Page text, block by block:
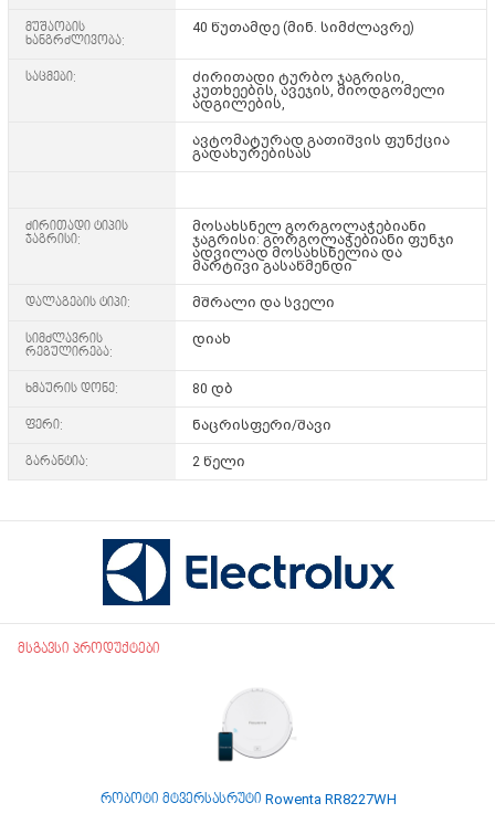
მუშაობის
ხანგრძლივობა:
40 წუთამდე (მინ. სიმძლავრე)
საცმები:
ძირითადი ტურბო ჯაგრისი,
კუთხეების, ავეჯის, მიოდგომელი
ადგილების,
ავტომატურად გათიშვის ფუნქცია
გადახურებისას
ძირითადი ტიპის
ჯაგრისი:
მოსახსნელ გორგოლაჭებიანი
ჯაგრისი: გორგოლაჭებიანი ფუნჯი
ადვილად მოსახსნელია და
მარტივი გასაწმენდი
დალაგების ტიპი: მშრალი და სველი
სიმძლავრის
რეგულირება:
დიახ
ხმაურის დონე: 80 დბ
ფერი: ნაცრისფერი/შავი
გარანტია: 2 წელი
მსგავსი პროდუქტები
რობოტი მტვერსასრუტი Rowenta RR8227WH